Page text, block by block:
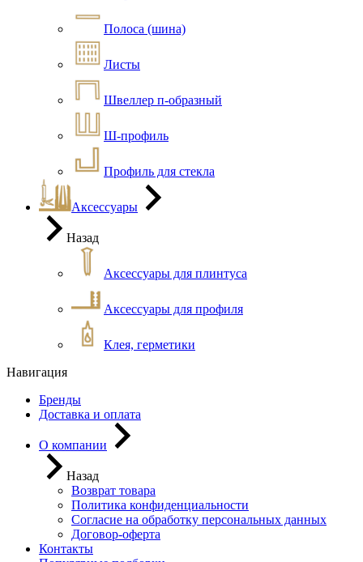
Полоса (шина)
Листы
Швеллер п-образный
Ш-профиль
Профиль для стекла
Аксессуары
Назад
Аксессуары для плинтуса
Аксессуары для профиля
Клея, герметики
Навигация
Бренды
Доставка и оплата
О компании
Назад
Возврат товара
Политика конфиденциальности
Согласие на обработку персональных данных
Договор-оферта
Контакты